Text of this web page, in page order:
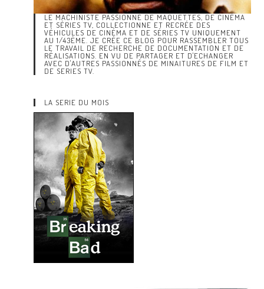
LE MACHINISTE PASSIONNÉ DE MAQUETTES, DE CINÉMA
ET SÉRIES TV, COLLECTIONNE ET RECRÉE DES
VÉHICULES DE CINÉMA ET DE SÉRIES TV UNIQUEMENT
AU 1/43ÈME. JE CRÉE CE BLOG POUR RASSEMBLER TOUS
LE TRAVAIL DE RECHERCHE DE DOCUMENTATION ET DE
RÉALISATIONS. EN VU DE PARTAGER ET D'ECHANGER
AVEC D'AUTRES PASSIONNÉS DE MINAITURES DE FILM ET
DE SERIES TV.
LA SERIE DU MOIS